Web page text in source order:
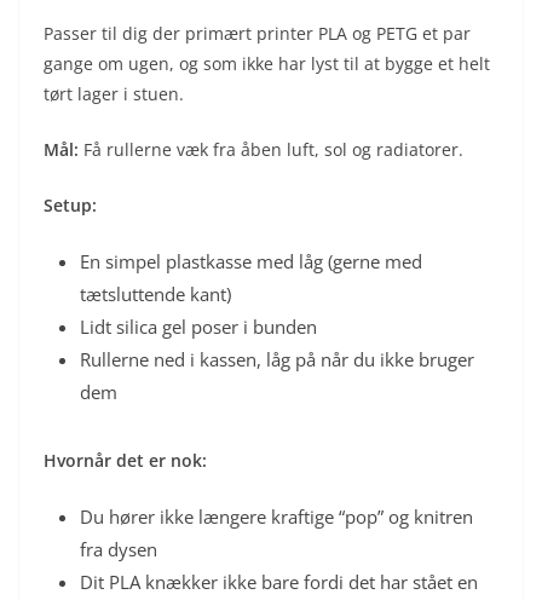
Passer til dig der primært printer PLA og PETG et par
gange om ugen, og som ikke har lyst til at bygge et helt
tørt lager i stuen.
Mål: Få rullerne væk fra åben luft, sol og radiatorer.
Setup:
En simpel plastkasse med låg (gerne med
tætsluttende kant)
Lidt silica gel poser i bunden
Rullerne ned i kassen, låg på når du ikke bruger
dem
Hvornår det er nok:
Du hører ikke længere kraftige “pop” og knitren
fra dysen
Dit PLA knækker ikke bare fordi det har stået en